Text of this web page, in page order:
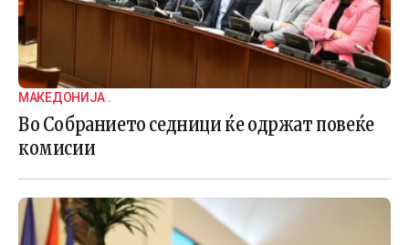
МАКЕДОНИЈА .
Во Собранието седници ќе одржат повеќе
комисии